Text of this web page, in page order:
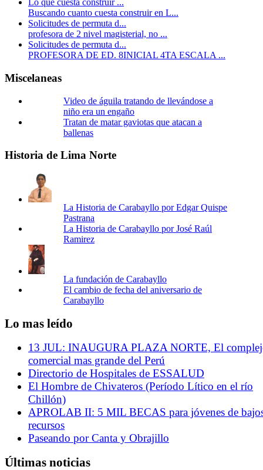
Lo que cuesta construir ...
Buscando cuanto cuesta construir en L...
Solicitudes de permuta d...
profesora de 2 nivel magisterial, no ...
Solicitudes de permuta d...
PROFESORA DE ED. 8INICIAL 4TA ESCALA ...
Miscelaneas
Video de águila tratando de llevándose a
niño era un engaño
Tratan de matar gaviotas que atacan a
ballenas
Historia de Lima Norte
La Historia de Carabayllo por Edgar Quispe
Pastrana
La Historia de Carabayllo por José Raúl
Ramirez
La fundación de Carabayllo
El cambio de fecha del aniversario de
Carabayllo
Lo mas leído
13 JUL: INAUGURA PLAZA NORTE, El
comercial mas grande del Perú
Directorio de Hospitales de ESSALUD
El Hombre de Chivateros (Período Lítico en el río
Chillón)
APROLAB II: 5 MIL BECAS para jóvenes de
recursos
Paseando por Canta y Obrajillo
Últimas noticias